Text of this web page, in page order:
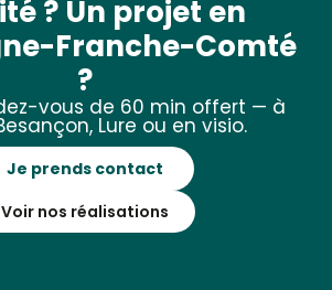
? Un projet en
Franche-Comté
?
vous de 60 min offert — à
Lure ou en visio.
Je prends contact
Voir nos réalisations